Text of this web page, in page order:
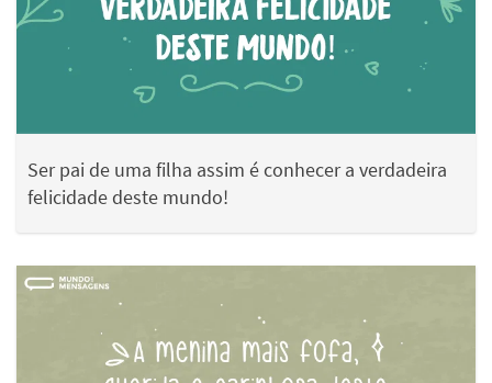
Ser pai de uma filha assim é conhecer a verdadeira
felicidade deste mundo!